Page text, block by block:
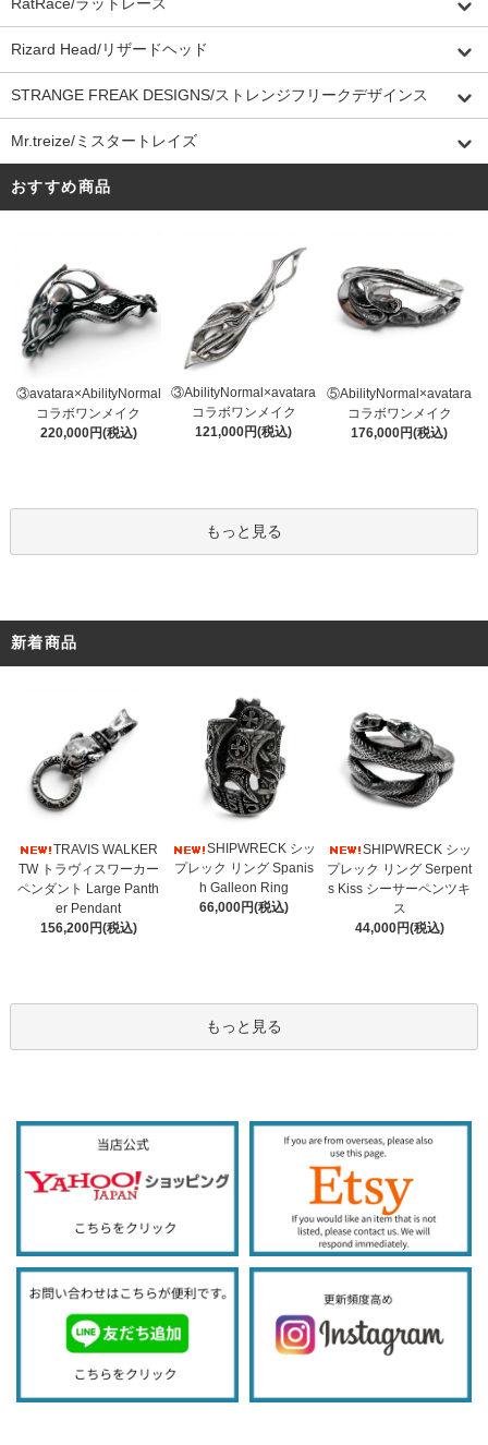
Rizard Head/リザードヘッド
STRANGE FREAK DESIGNS/ストレンジフリークデザインス
Mr.treize/ミスタートレイズ
おすすめ商品
③avatara×AbilityNormal
コラボワンメイク
220,000円(税込)
③AbilityNormal×avatara
コラボワンメイク
121,000円(税込)
⑤AbilityNormal×avatara
コラボワンメイク
176,000円(税込)
もっと見る
新着商品
TRAVIS WALKER
TW トラヴィスワーカー
ペンダント Large Panth
er Pendant
156,200円(税込)
SHIPWRECK シッ
プレック リング Spanis
h Galleon Ring
66,000円(税込)
SHIPWRECK シッ
プレック リング Serpent
s Kiss シーサーペンツキ
ス
44,000円(税込)
もっと見る